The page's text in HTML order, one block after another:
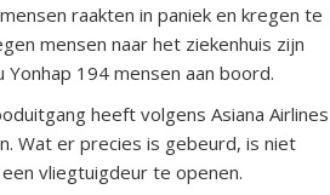
raakten in paniek en kregen te
mensen naar het ziekenhuis zijn
194 mensen aan boord.
heeft volgens Asiana Airlines
Wat er precies is gebeurd, is niet
vliegtuigdeur te openen.